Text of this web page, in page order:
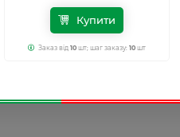
Купити
Заказ від 10 шт; шаг заказу: 10 шт